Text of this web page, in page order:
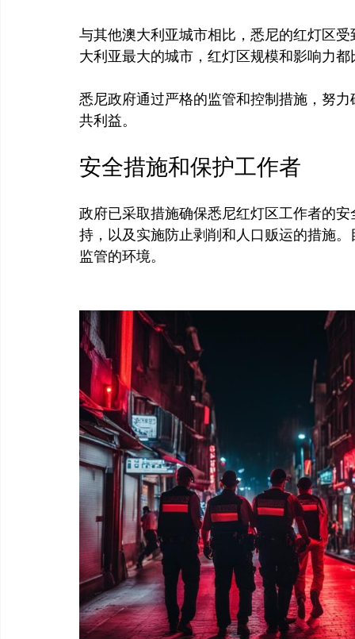
与其他澳大利亚城市相比，悉尼的红灯区
大利亚最大的城市，红灯区规模和影响力
悉尼政府通过严格的监管和控制措施，努
安全措施和保护工作者
政府已采取措施确保悉尼红灯区工作者的
持，以及实施防止剥削和人口贩运的措施
监管的环境。